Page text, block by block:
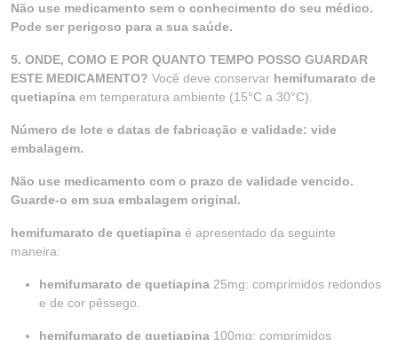
Não use medicamento sem o conhecimento do seu médico.
Pode ser perigoso para a sua saúde.
5. ONDE, COMO E POR QUANTO TEMPO POSSO GUARDAR
ESTE MEDICAMENTO? Você deve conservar hemifumarato de
quetiapina em temperatura ambiente (15°C a 30°C).
Número de lote e datas de fabricação e validade: vide
embalagem.
Não use medicamento com o prazo de validade vencido.
Guarde-o em sua embalagem original.
hemifumarato de quetiapina é apresentado da seguinte
maneira:
hemifumarato de quetiapina 25mg: comprimidos redondos
e de cor pêssego.
hemifumarato de quetiapina 100mg: comprimidos